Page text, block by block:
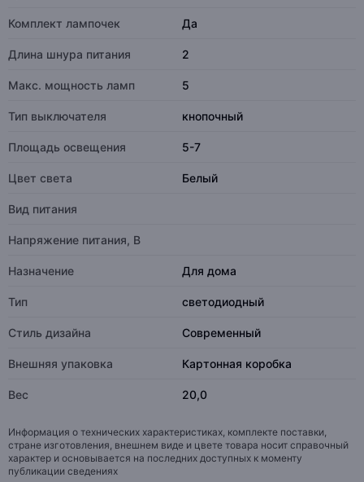
Комплект лампочек Да
Длина шнура питания 2
Макс. мощность ламп 5
Тип выключателя кнопочный
Площадь освещения 5-7
Цвет света Белый
Вид питания
Напряжение питания, В
Назначение Для дома
Тип светодиодный
Стиль дизайна Современный
Внешняя упаковка Картонная коробка
Вес 20,0
Информация о технических характеристиках, комплекте поставки,
стране изготовления, внешнем виде и цвете товара носит справочный
характер и основывается на последних доступных к моменту
публикации сведениях